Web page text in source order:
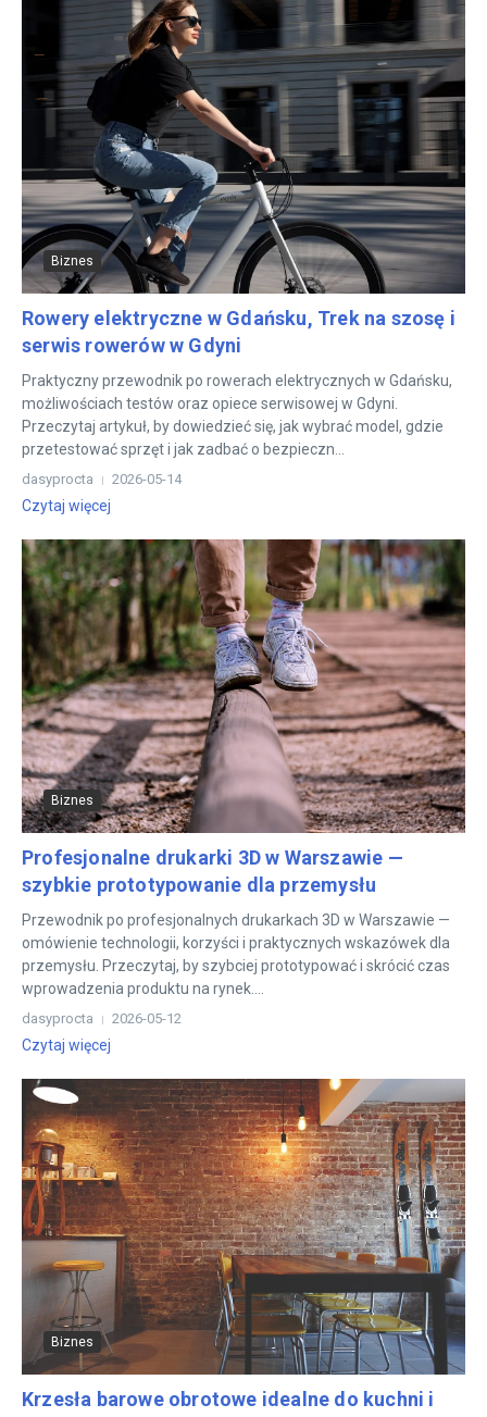
Biznes
Rowery elektryczne w Gdańsku, Trek na szosę i
serwis rowerów w Gdyni
Praktyczny przewodnik po rowerach elektrycznych w Gdańsku,
możliwościach testów oraz opiece serwisowej w Gdyni.
Przeczytaj artykuł, by dowiedzieć się, jak wybrać model, gdzie
przetestować sprzęt i jak zadbać o bezpieczn...
dasyprocta 2026-05-14
Czytaj więcej
Biznes
Profesjonalne drukarki 3D w Warszawie —
szybkie prototypowanie dla przemysłu
Przewodnik po profesjonalnych drukarkach 3D w Warszawie —
omówienie technologii, korzyści i praktycznych wskazówek dla
przemysłu. Przeczytaj, by szybciej prototypować i skrócić czas
wprowadzenia produktu na rynek....
dasyprocta 2026-05-12
Czytaj więcej
Biznes
Krzesła barowe obrotowe idealne do kuchni i